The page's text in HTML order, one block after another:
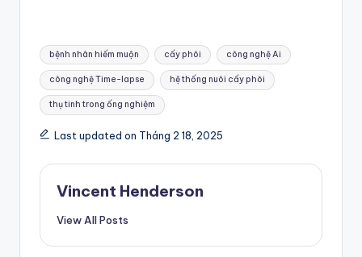
Tags:
bệnh nhân hiếm muộn cấy phôi công nghệ Ai
công nghệ Time-lapse hệ thống nuôi cấy phôi
thụ tinh trong ống nghiệm
Last updated on Tháng 2 18, 2025
Vincent Henderson
View All Posts